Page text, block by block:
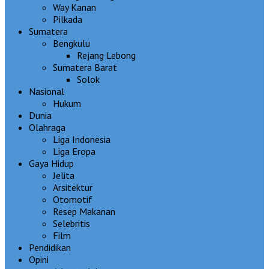
Way Kanan
Pilkada
Sumatera
Bengkulu
Rejang Lebong
Sumatera Barat
Solok
Nasional
Hukum
Dunia
Olahraga
Liga Indonesia
Liga Eropa
Gaya Hidup
Jelita
Arsitektur
Otomotif
Resep Makanan
Selebritis
Film
Pendidikan
Opini